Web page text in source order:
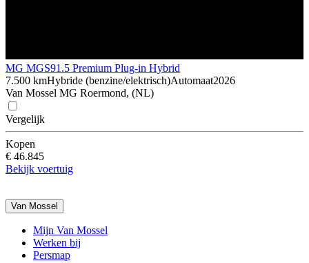
MG MGS91.5 Premium Plug-in Hybrid
7.500 kmHybride (benzine/elektrisch)Automaat2026
Van Mossel MG Roermond, (NL)
Vergelijk
Kopen
€ 46.845
Bekijk voertuig
Van Mossel
Mijn Van Mossel
Werken bij
Persmap